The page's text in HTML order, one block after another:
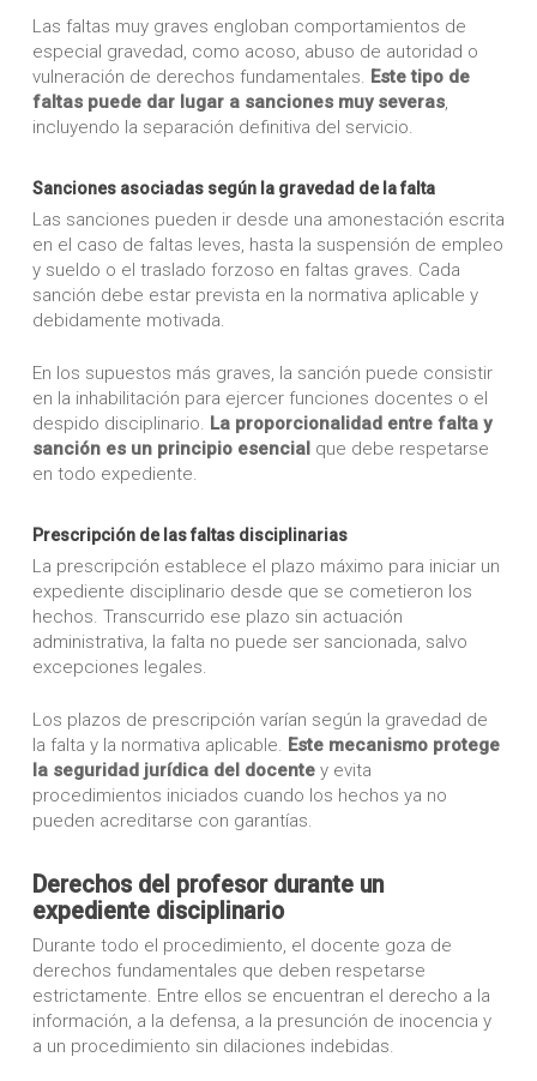
Las faltas muy graves engloban comportamientos de
especial gravedad, como acoso, abuso de autoridad o
vulneración de derechos fundamentales. Este tipo de
faltas puede dar lugar a sanciones muy severas,
incluyendo la separación definitiva del servicio.
Sanciones asociadas según la gravedad de la falta
Las sanciones pueden ir desde una amonestación escrita
en el caso de faltas leves, hasta la suspensión de empleo
y sueldo o el traslado forzoso en faltas graves. Cada
sanción debe estar prevista en la normativa aplicable y
debidamente motivada.
En los supuestos más graves, la sanción puede consistir
en la inhabilitación para ejercer funciones docentes o el
despido disciplinario. La proporcionalidad entre falta y
sanción es un principio esencial que debe respetarse
en todo expediente.
Prescripción de las faltas disciplinarias
La prescripción establece el plazo máximo para iniciar un
expediente disciplinario desde que se cometieron los
hechos. Transcurrido ese plazo sin actuación
administrativa, la falta no puede ser sancionada, salvo
excepciones legales.
Los plazos de prescripción varían según la gravedad de
la falta y la normativa aplicable. Este mecanismo protege
la seguridad jurídica del docentey evita
procedimientos iniciados cuando los hechos ya no
pueden acreditarse con garantías.
Derechos del profesor durante un
expediente disciplinario
Durante todo el procedimiento, el docente goza de
derechos fundamentales que deben respetarse
estrictamente. Entre ellos se encuentran el derecho a la
información, a la defensa, a la presunción de inocencia y
a un procedimiento sin dilaciones indebidas.